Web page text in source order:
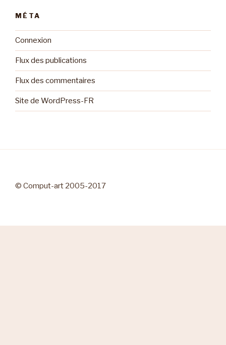
MÉTA
Connexion
Flux des publications
Flux des commentaires
Site de WordPress-FR
© Comput-art 2005-2017